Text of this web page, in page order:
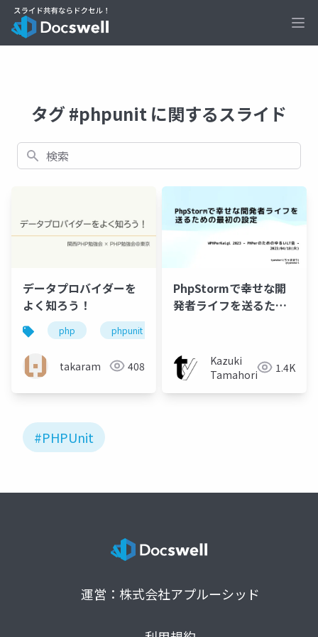
タグ #phpunit に関するスライド
検索
データプロバイダーを
よく知ろう！
php phpunit
takaram 408
PhpStormで幸せな開
発者ライフを送るため
Kazuki
Tamahori
1.4K
#PHPUnit
運営：株式会社アプルーシッド